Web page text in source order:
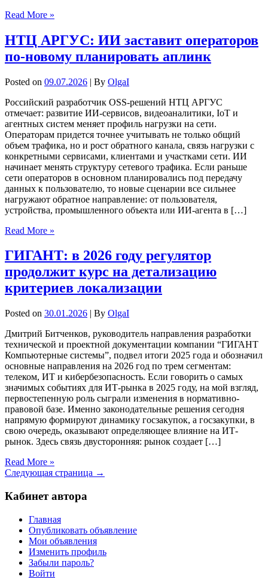
Read More »
НТЦ АРГУС: ИИ заставит операторов
по-новому планировать аплинк
Posted on 09.07.2026 | By OlgaI
Российский разработчик OSS-решений НТЦ АРГУС
отмечает: развитие ИИ-сервисов, видеоаналитики, IoT и
агентных систем меняет профиль нагрузки на сети.
Операторам придется точнее учитывать не только общий
объем трафика, но и рост обратного канала, связь нагрузки с
конкретными сервисами, клиентами и участками сети. ИИ
начинает менять структуру сетевого трафика. Если раньше
сети операторов в основном планировались под передачу
данных к пользователю, то новые сценарии все сильнее
нагружают обратное направление: от пользователя,
устройства, промышленного объекта или ИИ-агента в […]
Read More »
ГИГАНТ: в 2026 году регулятор
продолжит курс на детализацию
критериев локализации
Posted on 30.01.2026 | By OlgaI
Дмитрий Битченков, руководитель направления разработки
технической и проектной документации компании “ГИГАНТ
Компьютерные системы”, подвел итоги 2025 года и обозначил
основные направления на 2026 год по трем сегментам:
телеком, ИТ и кибербезопасность. Если говорить о самых
значимых событиях для ИТ-рынка в 2025 году, на мой взгляд,
первостепенную роль сыграли изменения в нормативно-
правовой базе. Именно законодательные решения сегодня
напрямую формируют динамику госзакупок, а госзакупки, в
свою очередь, оказывают определяющее влияние на ИТ-
рынок. Здесь связь двусторонняя: рынок создает […]
Read More »
Следующая страница →
Кабинет автора
Главная
Опубликовать объявление
Мои объявления
Изменить профиль
Забыли пароль?
Войти